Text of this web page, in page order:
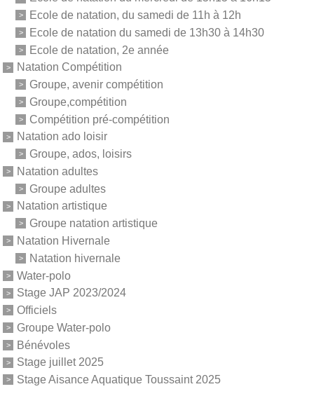
Ecole de natation, du samedi de 11h à 12h
Ecole de natation du samedi de 13h30 à 14h30
Ecole de natation, 2e année
Natation Compétition
Groupe, avenir compétition
Groupe,compétition
Compétition pré-compétition
Natation ado loisir
Groupe, ados, loisirs
Natation adultes
Groupe adultes
Natation artistique
Groupe natation artistique
Natation Hivernale
Natation hivernale
Water-polo
Stage JAP 2023/2024
Officiels
Groupe Water-polo
Bénévoles
Stage juillet 2025
Stage Aisance Aquatique Toussaint 2025